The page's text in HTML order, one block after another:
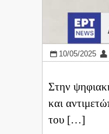
10/05/2025
Στην
και
του […]